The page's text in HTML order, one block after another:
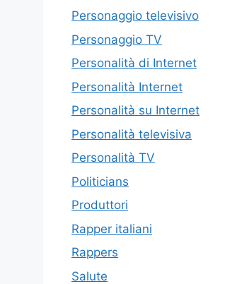
Personaggio televisivo
Personaggio TV
Personalità di Internet
Personalità Internet
Personalità su Internet
Personalità televisiva
Personalità TV
Politicians
Produttori
Rapper italiani
Rappers
Salute